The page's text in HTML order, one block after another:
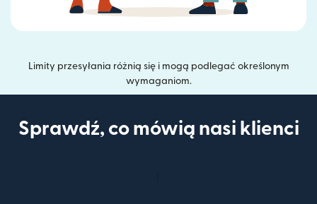
Limity przesyłania różnią się i mogą podlegać określonym
wymaganiom.
Sprawdź, co mówią nasi klienci